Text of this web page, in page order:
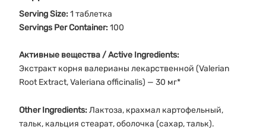
Serving Size:1 таблетка
Servings Per Container:100
Активные вещества / Active Ingredients:
Экстракт корня валерианы лекарственной (Valerian
Root Extract, Valeriana officinalis) — 30 мг*
Other Ingredients:Лактоза, крахмал картофельный,
тальк, кальция стеарат, оболочка (сахар, тальк).